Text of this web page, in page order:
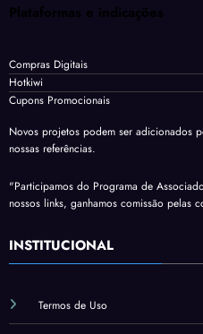
Plataformas e indicações
Compras Digitais
Hotkiwi
Cupons Promocionais
Novos projetos podem ser adicionados
nossas referências.
"Participamos do Programa de
nossos links, ganhamos comissão pelas
INSTITUCIONAL
Termos de Uso